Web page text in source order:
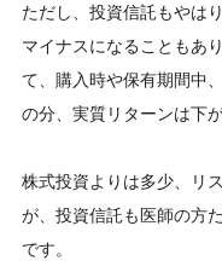
ただし、投資信託もやは
マイナスになることもあ
て、購入時や保有期間中
の分、実質リターンは下が
株式投資よりは多少、リ
が、投資信託も医師の方
です。